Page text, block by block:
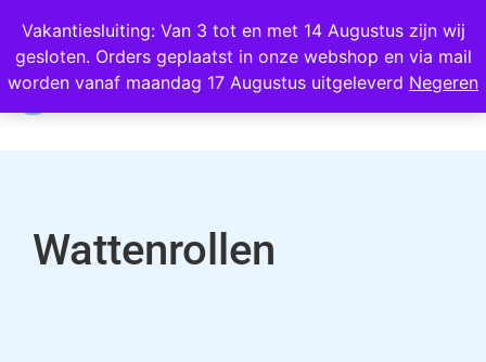
Vakantiesluiting: Van 3 tot en met 14 Augustus zijn wij
gesloten. Orders geplaatst in onze webshop en via mail
worden vanaf maandag 17 Augustus uitgeleverd Negeren
Wij scoren een 4,8 op Google
0
Wattenrollen